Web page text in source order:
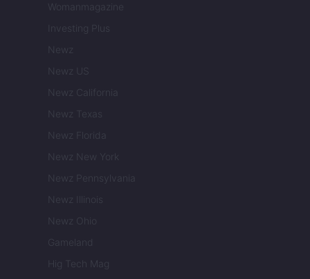
Womanmagazine
Investing Plus
Newz
Newz US
Newz California
Newz Texas
Newz Florida
Newz New York
Newz Pennsylvania
Newz Illinois
Newz Ohio
Gameland
Hig Tech Mag